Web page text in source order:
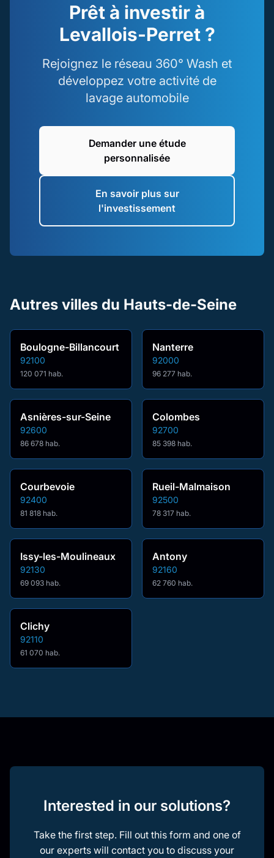
Prêt à investir à
Levallois-Perret ?
Rejoignez le réseau 360° Wash et
développez votre activité de
lavage automobile
Demander une étude
personnalisée
En savoir plus sur
l'investissement
Autres villes du Hauts-de-Seine
Boulogne-Billancourt
92100
120 071 hab.
Nanterre
92000
96 277 hab.
Asnières-sur-Seine
92600
86 678 hab.
Colombes
92700
85 398 hab.
Courbevoie
92400
81 818 hab.
Rueil-Malmaison
92500
78 317 hab.
Issy-les-Moulineaux
92130
69 093 hab.
Antony
92160
62 760 hab.
Clichy
92110
61 070 hab.
Interested in our solutions?
Take the first step. Fill out this form and one of
our experts will contact you to discuss your